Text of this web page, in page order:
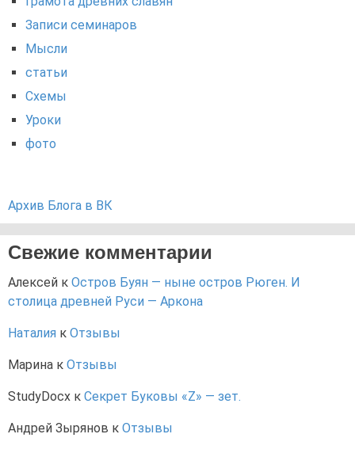
Записи семинаров
Мысли
статьи
Схемы
Уроки
фото
Архив Блога в ВК
Свежие комментарии
Алексей к Остров Буян — ныне остров Рюген. И
столица древней Руси — Аркона
Наталия к Отзывы
Марина к Отзывы
StudyDocx к Секрет Буковы «Z» — зет.
Андрей Зырянов к Отзывы